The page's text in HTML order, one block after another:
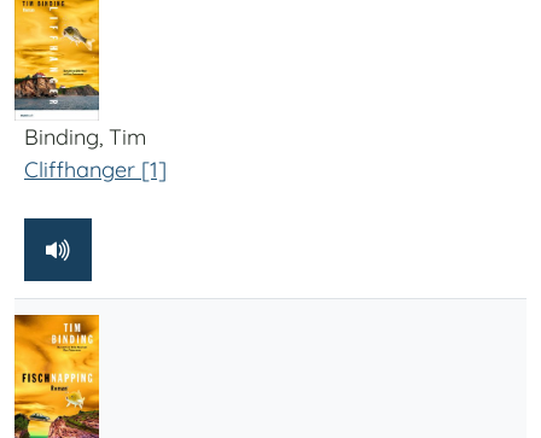
Binding, Tim
Cliffhanger [1]